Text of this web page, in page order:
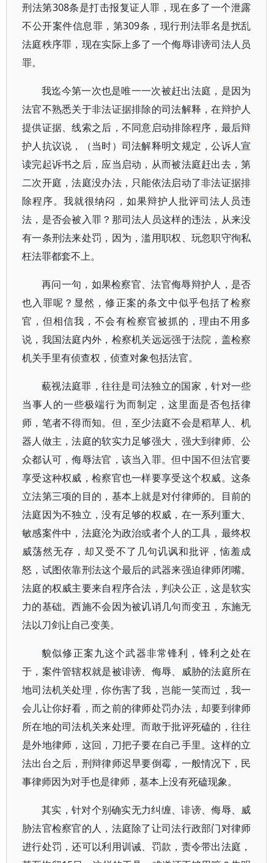
刑法第308条是打击报复证人罪，现在多了一个泄露
不公开案件信息罪，第309条，现行刑法罪名是扰乱
法庭秩序罪，现在实际上多了一个侮辱诽谤司法人员
罪。
我迄今第一次也是唯一一次被赶出法庭，是因为
法官不熟悉关于非法证据排除的司法解释，在辩护人
提供证据、线索之后，不同意启动排除程序，最后辩
护人抗议说，（当时）司法解释明文规定，公诉人宣
读完起诉书之后，应当启动，从而被法庭赶出去，第
二次开庭，法庭没办法，只能依法启动了非法证据排
除程序。我就很纳闷，如果辩护人批评司法人员违
法，是否会被入罪？那司法人员这样的违法，从来没
有一条刑法来处罚，因为，滥用职权、玩忽职守徇私
枉法罪都套不上。
再问一句，如果检察官、法官侮辱辩护人，是否
也入罪呢？显然，修正案的条文中似乎包括了检察
官，但相信我，不会有检察官被抓的，理由不用多
说，我国法庭内外，检察机关远远强于法院，盖检察
机关手里有侦查权，侦查对象包括法官。
藐视法庭罪，往往是司法独立的国家，针对一些
当事人的一些极端行为而制定，这里面是否包括律
师，笔者不得而知。但，至少法庭不会是稻草人、机
器人做主，法庭的软实力足够强大，强大到律师、公
众都认可，侮辱法官，该当入罪。但中国不但法官要
享受这种权威，检察官也一样要享受这个权威。这条
立法第三项的目的，基本上就是对付律师的。目前的
法庭因为不独立，没有足够的权威，在一系列重大、
敏感案件中，法庭沦为政治或者个人的工具，最终权
威荡然无存，却又受不了几句讥讽和批评，恼羞成
怒，试图依靠刑法这个最后的武器来强迫律师闭嘴。
法庭的权威主要来自程序合法，判决公正，这是软实
力的基础。西施不会因为被讥诮几句而变丑，东施无
法以刀剑让自己变美。
貌似修正案九这个武器非常锋利，锋利之处在
于，案件管辖权就是被诽谤、侮辱、威胁的法庭所在
地司法机关处理，你伤害了我，岂能一笑而过，我一
会儿让你好看，而之前的律师处罚办法，却要到律师
所在地的司法机关来处理。而敢于批评死磕的，往往
是外地律师，这回，刀把子要在自己手里。这样的立
法出台之后，刑辩律师迟早要倒霉，一般情况下，民
事律师因为对手也是律师，基本上没有死磕现象。
其实，针对个别确实无力纠缠、诽谤、侮辱、威
胁法官检察官的人，法庭除了让司法行政部门对律师
进行处罚，还可以利用训诫、罚款，责令带出法庭，